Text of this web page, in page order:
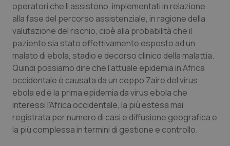
operatori che li assistono, implementati in relazione
alla fase del percorso assistenziale, in ragione della
valutazione del rischio, cioè alla probabilità che il
paziente sia stato effettivamente esposto ad un
malato di ebola, stadio e decorso clinico della malattia.
Quindi possiamo dire che l'attuale epidemia in Africa
occidentale è causata da un ceppo Zaire del virus
ebola ed è la prima epidemia da virus ebola che
interessi l'Africa occidentale, la più estesa mai
registrata per numero di casi e diffusione geografica e
la più complessa in termini di gestione e controllo.